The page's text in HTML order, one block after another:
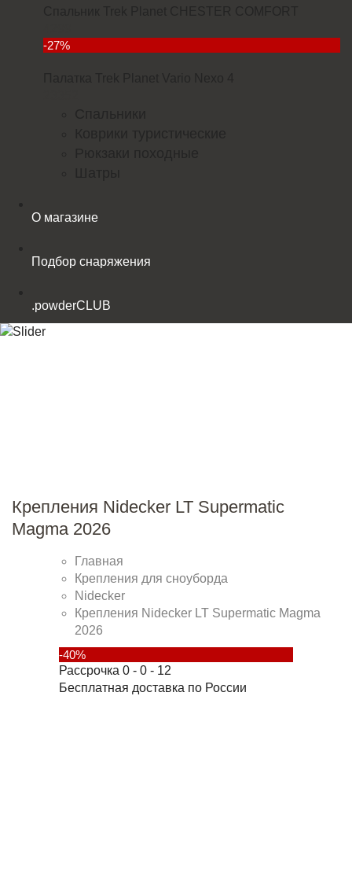
-27%
О магазине
Подбор снаряжения
.powderCLUB
Крепления Nidecker LT Supermatic
Magma 2026
Главная
Крепления для сноуборда
Nidecker
Крепления Nidecker LT Supermatic Magma
2026
-40%
Рассрочка 0 - 0 - 12
Бесплатная доставка по России